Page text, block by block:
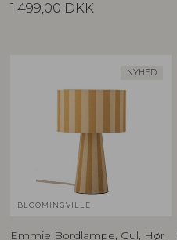
1.499,00 DKK
NYHED
BLOOMINGVILLE
Emmie Bordlampe, Gul, Hør